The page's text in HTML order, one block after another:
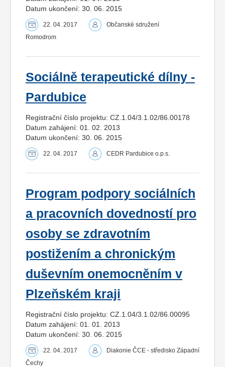
Datum ukončení: 30. 06. 2015
22. 04. 2017
Občanské sdružení
Romodrom
Sociálně terapeutické dílny -
Pardubice
Registrační číslo projektu: CZ.1.04/3.1.02/86.00178
Datum zahájení: 01. 02. 2013
Datum ukončení: 30. 06. 2015
22. 04. 2017 CEDR Pardubice o.p.s.
Program podpory sociálních
a pracovních dovedností pro
osoby se zdravotním
postižením a chronickým
duševním onemocněním v
Plzeňském kraji
Registrační číslo projektu: CZ.1.04/3.1.02/86.00095
Datum zahájení: 01. 01. 2013
Datum ukončení: 30. 06. 2015
22. 04. 2017
Diakonie ČCE - středisko Západní
Čechy